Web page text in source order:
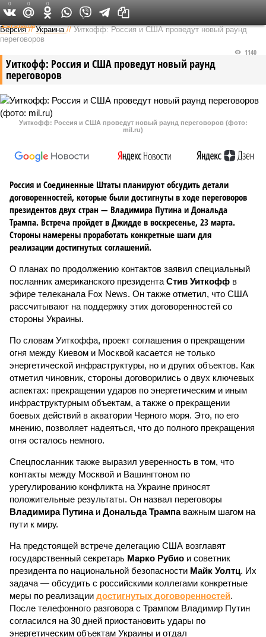
Федеральный выпуск
Версия //Украина //Уиткофф: Россия и США проведут новый раунд
переговоров
Уиткофф: Россия и США проведут новый раунд
переговоров
1140
Уиткофф: Россия и США проведут новый раунд переговоров (фото:
mil.ru)
Россия и Соединенные Штаты планируют обсудить детали
договоренностей, которые были достигнуты в ходе переговоров
президентов двух стран — Владимира Путина и Дональда
Трампа. Встреча пройдет в Джидде в воскресенье, 23 марта.
Стороны намерены проработать конкретные шаги для
реализации достигнутых соглашений.
О планах по продолжению контактов заявил специальный
посланник американского президента Стив Уиткофф в
эфире телеканала Fox News. Он также отметил, что США
рассчитывают на поддержку этих договоренностей со
стороны Украины.
По словам Уиткоффа, проект соглашения о прекращении
огня между Киевом и Москвой касается не только
энергетической инфраструктуры, но и других объектов. Как
отметил чиновник, стороны договорились о двух ключевых
аспектах: прекращении ударов по энергетическим и иным
инфраструктурным объектам, а также о прекращении
боевых действий в акватории Черного моря. Это, по его
мнению, позволяет надеяться, что до полного прекращения
огня осталось немного.
Спецпосланник также выразил уверенность в том, что
контакты между Москвой и Вашингтоном по
урегулированию конфликта на Украине приносят
положительные результаты. Он назвал переговоры
Владимира Путинаи Дональда Трампа важным шагом на
пути к миру.
На предстоящей встрече делегацию США возглавят
государственный секретарь Марко Рубио и советник
президента по национальной безопасности Майк Уолтц. Их
задача — обсудить с российскими коллегами конкретные
меры по реализации достигнутых договоренностей.
После телефонного разговора с Трампом Владимир Путин
согласился на 30 дней приостановить удары по
энергетическим объектам Украины и отдал
0 0 0